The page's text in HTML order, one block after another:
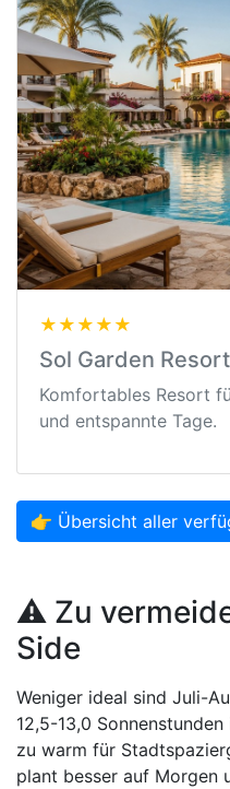
★★★★★
Sol Garden Resort
Komfortables Resort
und entspannte Tage.
👉 Übersicht aller
⚠️ Zu
Side
Weniger ideal sind Juli-
12,5-13,0
zu warm für
plant besser auf Morgen